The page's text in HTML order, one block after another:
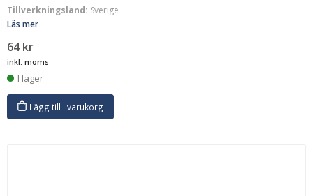
Tillverkningsland: Sverige
Läs mer
64kr
inkl. moms
I lager
Lägg till i varukorg